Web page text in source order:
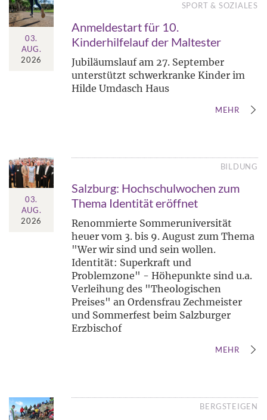
03.
AUG.
2026
SPORT & SOZIALES
Anmeldestart für 10.
Kinderhilfelauf der Maltester
Jubiläumslauf am 27. September
unterstützt schwerkranke Kinder im
Hilde Umdasch Haus
MEHR
03.
AUG.
2026
BILDUNG
Salzburg: Hochschulwochen zum
Thema Identität eröffnet
Renommierte Sommeruniversität
heuer vom 3. bis 9. August zum Thema
"Wer wir sind und sein wollen.
Identität: Superkraft und
Problemzone" - Höhepunkte sind u.a.
Verleihung des "Theologischen
Preises" an Ordensfrau Zechmeister
und Sommerfest beim Salzburger
Erzbischof
MEHR
BERGSTEIGEN